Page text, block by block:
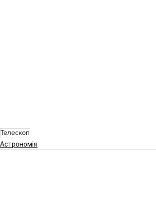
Телескоп
Астрономія